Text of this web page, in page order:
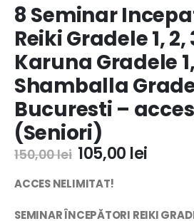
8 Seminar
Reiki Gradele 1, 2,
Karuna Gradele
Shamballa
Bucuresti –
(Seniori)
150,00lei 105,00 lei
ACCES NELIMITAT!
SEMINAR ÎNCEPĂTORI REIKI